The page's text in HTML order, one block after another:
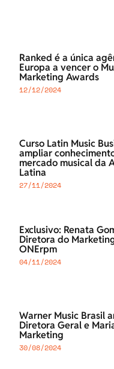
Ranked é a única
Europa a vencer o
Marketing Awards
12/12/2024
Curso Latin Music
ampliar
mercado musical da
Latina
27/11/2024
Exclusivo: Renata
Diretora do
ONErpm
04/11/2024
Warner Music Brasil
Diretora Geral e
Marketing
30/08/2024